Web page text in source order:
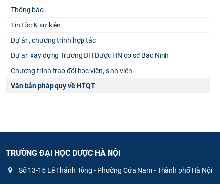
Thông báo
Tin tức & sự kiện
Dự án, chương trình hợp tác
Dự án xây dựng Trường ĐH Dược HN cơ sở Bắc Ninh
Chương trình trao đổi học viên, sinh viên
Văn bản pháp quy về HTQT
TRƯỜNG ĐẠI HỌC DƯỢC HÀ NỘI
Số 13-15 Lê Thánh Tông - Phường Cửa Nam - Thành phố Hà Nội